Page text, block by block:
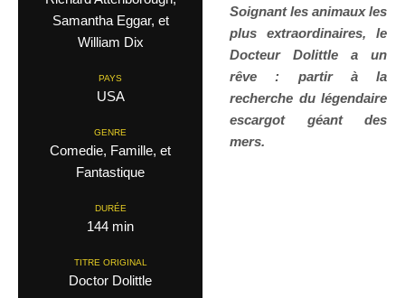
Samantha Eggar, et
William Dix
PAYS
USA
GENRE
Comedie, Famille, et
Fantastique
DURÉE
144 min
TITRE ORIGINAL
Doctor Dolittle
Soignant les animaux les
plus extraordinaires, le
Docteur Dolittle a un
rêve : partir àla
recherche du légendaire
escargot géant des
mers.